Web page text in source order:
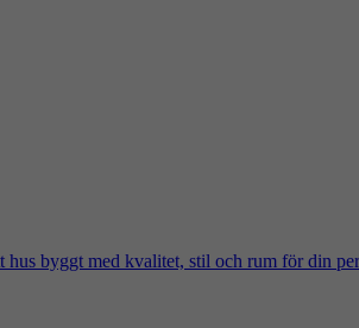
byggt med kvalitet, stil och rum för din